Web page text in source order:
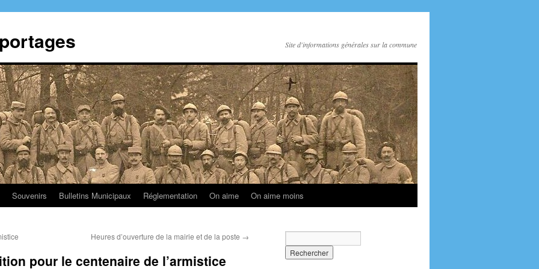
Site d'informations générales sur la commune
Souvenirs Bulletins Municipaux Réglementation On aime On aime moins
Heures d’ouverture de la mairie et de la poste →
pour le centenaire de l’armistice